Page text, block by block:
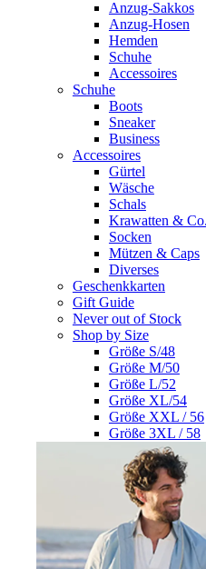
Anzug-Sakkos
Anzug-Hosen
Hemden
Schuhe
Accessoires
Schuhe
Boots
Sneaker
Business
Accessoires
Gürtel
Wäsche
Schals
Krawatten & Co.
Socken
Mützen & Caps
Diverses
Geschenkkarten
Gift Guide
Never out of Stock
Shop by Size
Größe S/48
Größe M/50
Größe L/52
Größe XL/54
Größe XXL / 56
Größe 3XL / 58